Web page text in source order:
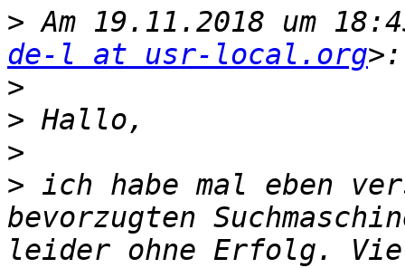
> Am 19.11.2018 um
de-l at usr-local.org
>
>
>
> ich habe mal eben
bevorzugten
leider ohne Erfolg.